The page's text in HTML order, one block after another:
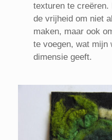
texturen te
de vrijheid om niet
maken, maar ook
te voegen, wat mijn
dimensie geeft.